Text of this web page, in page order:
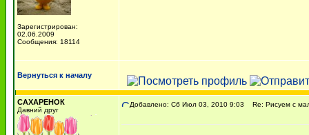
Зарегистрирован:
02.06.2009
Сообщения: 18114
Вернуться к началу
САХАРЕНОК
Давний друг
Добавлено: Сб Июл 03, 2010 9:03 Re: Рисуем с